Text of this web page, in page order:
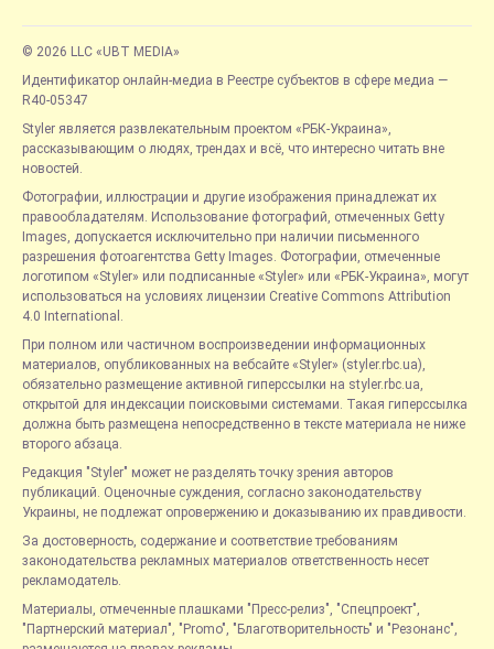
© 2026 LLC «UBT MEDIA»
Идентификатор онлайн-медиа в Реестре субъектов в сфере медиа —
R40-05347
Styler является развлекательным проектом «РБК-Украина»,
рассказывающим о людях, трендах и всё, что интересно читать вне
новостей.
Фотографии, иллюстрации и другие изображения принадлежат их
правообладателям. Использование фотографий, отмеченных Getty
Images, допускается исключительно при наличии письменного
разрешения фотоагентства Getty Images. Фотографии, отмеченные
логотипом «Styler» или подписанные «Styler» или «РБК-Украина», могут
использоваться на условиях лицензии Creative Commons Attribution
4.0 International.
При полном или частичном воспроизведении информационных
материалов, опубликованных на вебсайте «Styler» (styler.rbc.ua),
обязательно размещение активной гиперссылки на styler.rbc.ua,
открытой для индексации поисковыми системами. Такая гиперссылка
должна быть размещена непосредственно в тексте материала не ниже
второго абзаца.
Редакция "Styler" может не разделять точку зрения авторов
публикаций. Оценочные суждения, согласно законодательству
Украины, не подлежат опровержению и доказыванию их правдивости.
За достоверность, содержание и соответствие требованиям
законодательства рекламных материалов ответственность несет
рекламодатель.
Материалы, отмеченные плашками "Пресс-релиз", "Спецпроект",
"Партнерский материал", "Promo", "Благотворительность" и "Резонанс",